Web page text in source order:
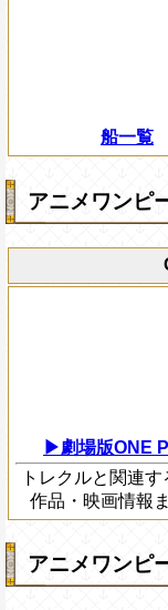
船一覧
アニメワンピ
▶劇場版ONE
トレクルと関連す
作品・映画情報
アニメワンピ